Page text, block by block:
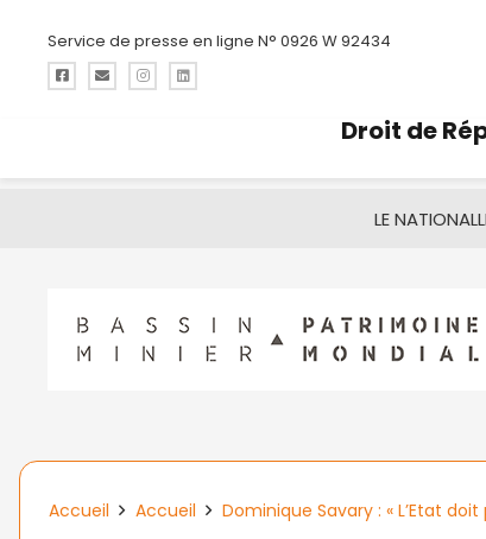
Service de presse en ligne N° 0926 W 92434
Droit de
LE NATIONAL
Accueil Accueil Dominique Savary : « L’Etat